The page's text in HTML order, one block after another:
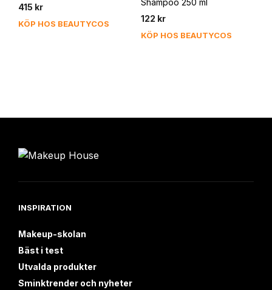
415 kr
KÖP HOS BEAUTYCOS
122 kr
KÖP HOS BEAUTYCOS
INSPIRATION
Makeup-skolan
Bäst i test
Utvalda produkter
Sminktrender och nyheter